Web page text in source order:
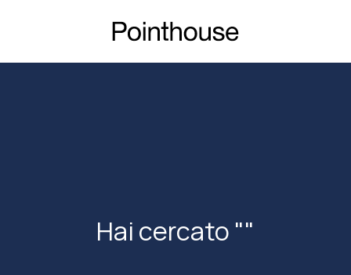
Hai cercato ""